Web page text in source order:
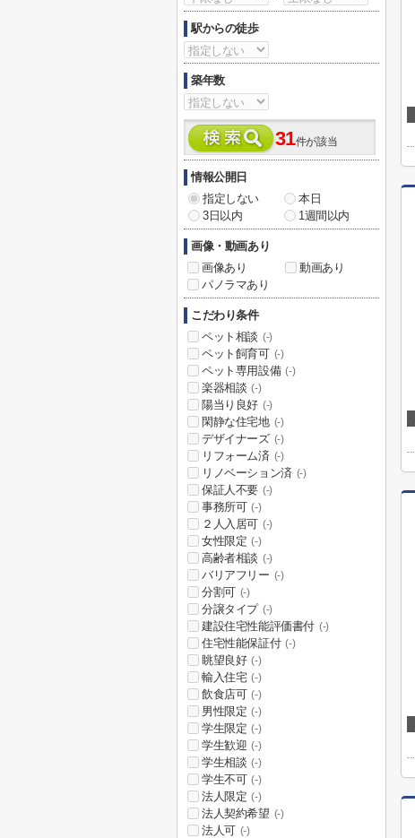
駅からの徒歩
築年数
31件が該当
情報公開日
指定しない
本日
3日以内
1週間以内
画像・動画あり
画像あり
動画あり
パノラマあり
こだわり条件
ペット相談 (-)
ペット飼育可 (-)
ペット専用設備 (-)
楽器相談 (-)
陽当り良好 (-)
閑静な住宅地 (-)
デザイナーズ (-)
リフォーム済 (-)
リノベーション済 (-)
保証人不要 (-)
事務所可 (-)
２人入居可 (-)
女性限定 (-)
高齢者相談 (-)
バリアフリー (-)
分割可 (-)
分譲タイプ (-)
建設住宅性能評価書付 (-)
住宅性能保証付 (-)
眺望良好 (-)
輸入住宅 (-)
飲食店可 (-)
男性限定 (-)
学生限定 (-)
学生歓迎 (-)
学生相談 (-)
学生不可 (-)
法人限定 (-)
法人契約希望 (-)
法人可 (-)